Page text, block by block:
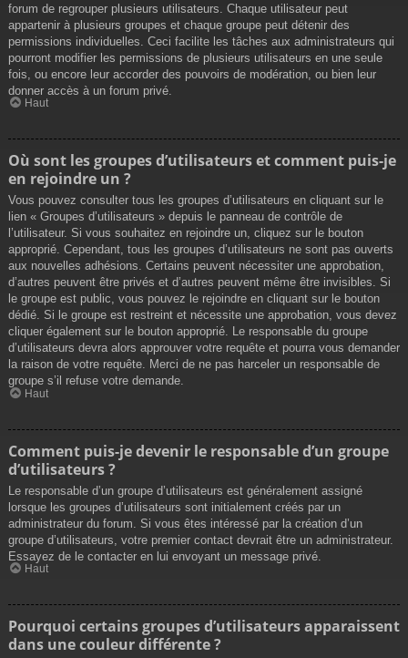
forum de regrouper plusieurs utilisateurs. Chaque utilisateur peut
appartenir à plusieurs groupes et chaque groupe peut détenir des
permissions individuelles. Ceci facilite les tâches aux administrateurs qui
pourront modifier les permissions de plusieurs utilisateurs en une seule
fois, ou encore leur accorder des pouvoirs de modération, ou bien leur
donner accès à un forum privé.
Haut
Où sont les groupes d’utilisateurs et comment puis-je
en rejoindre un ?
Vous pouvez consulter tous les groupes d’utilisateurs en cliquant sur le
lien « Groupes d’utilisateurs » depuis le panneau de contrôle de
l’utilisateur. Si vous souhaitez en rejoindre un, cliquez sur le bouton
approprié. Cependant, tous les groupes d’utilisateurs ne sont pas ouverts
aux nouvelles adhésions. Certains peuvent nécessiter une approbation,
d’autres peuvent être privés et d’autres peuvent même être invisibles. Si
le groupe est public, vous pouvez le rejoindre en cliquant sur le bouton
dédié. Si le groupe est restreint et nécessite une approbation, vous devez
cliquer également sur le bouton approprié. Le responsable du groupe
d’utilisateurs devra alors approuver votre requête et pourra vous demander
la raison de votre requête. Merci de ne pas harceler un responsable de
groupe s’il refuse votre demande.
Haut
Comment puis-je devenir le responsable d’un groupe
d’utilisateurs ?
Le responsable d’un groupe d’utilisateurs est généralement assigné
lorsque les groupes d’utilisateurs sont initialement créés par un
administrateur du forum. Si vous êtes intéressé par la création d’un
groupe d’utilisateurs, votre premier contact devrait être un administrateur.
Essayez de le contacter en lui envoyant un message privé.
Haut
Pourquoi certains groupes d’utilisateurs apparaissent
dans une couleur différente ?